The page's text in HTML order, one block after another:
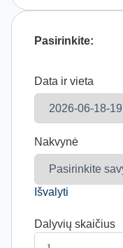
Pasirinkite:
Data ir vieta
Nakvynė
Išvalyti
Dalyvių skaičius